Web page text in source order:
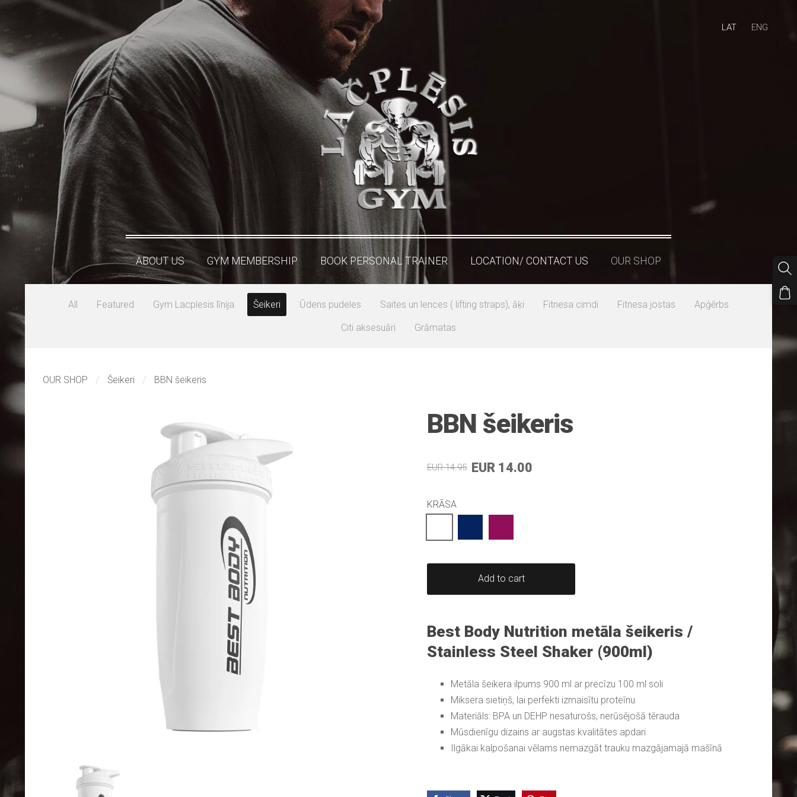
LAT ENG
ABOUT US GYM MEMBERSHIP BOOK PERSONAL TRAINER LOCATION/ CONTACT US OUR SHOP
All Featured Gym Lacplesis līnija Šeikeri Ūdens pudeles Saites un lences ( lifting straps), āķi Fitnesa cimdi Fitnesa jostas Apģērbs
Citi aksesuāri Grāmatas
OUR SHOP Šeikeri BBN šeikeris
BBN šeikeris
EUR 14.95 EUR 14.00
KRĀSA
Add to cart
Best Body Nutrition metāla šeikeris /
Stainless Steel Shaker (900ml)
Metāla šeikera ilpums 900 ml ar precīzu 100 ml soli
Miksera sietiņš, lai perfekti izmaisītu proteīnu
Materiāls: BPA un DEHP nesaturošs, nerūsējošā tērauda
Mūsdienīgu dizains ar augstas kvalitātes apdari
Ilgākai kalpošanai vēlams nemazgāt trauku mazgājamajā mašīnā